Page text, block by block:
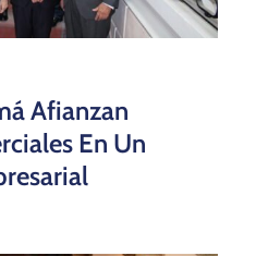
Afianzan
En Un